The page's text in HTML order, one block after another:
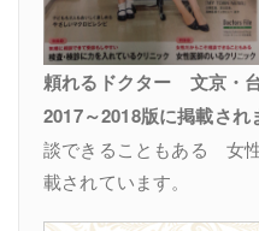
頼れるドクター 文京・
2017～2018版に掲載され
談できることもある 女
載されています。